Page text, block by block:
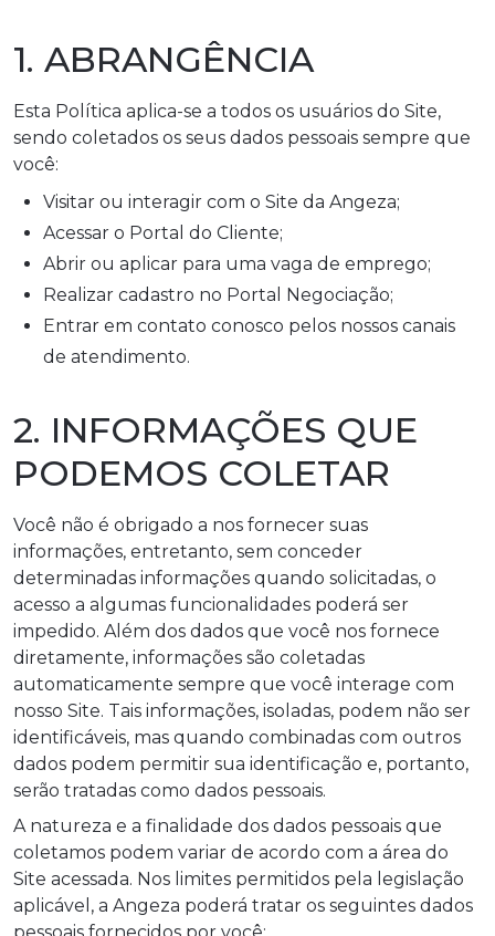
1. ABRANGÊNCIA
Esta Política aplica-se a todos os usuários do Site,
sendo coletados os seus dados pessoais sempre que
você:
Visitar ou interagir com o Site da Angeza;
Acessar o Portal do Cliente;
Abrir ou aplicar para uma vaga de emprego;
Realizar cadastro no Portal Negociação;
Entrar em contato conosco pelos nossos canais
de atendimento.
2. INFORMAÇÕES QUE
PODEMOS COLETAR
Você não é obrigado a nos fornecer suas
informações, entretanto, sem conceder
determinadas informações quando solicitadas, o
acesso a algumas funcionalidades poderá ser
impedido. Além dos dados que você nos fornece
diretamente, informações são coletadas
automaticamente sempre que você interage com
nosso Site. Tais informações, isoladas, podem não ser
identificáveis, mas quando combinadas com outros
dados podem permitir sua identificação e, portanto,
serão tratadas como dados pessoais.
A natureza e a finalidade dos dados pessoais que
coletamos podem variar de acordo com a área do
Site acessada. Nos limites permitidos pela legislação
aplicável, a Angeza poderá tratar os seguintes dados